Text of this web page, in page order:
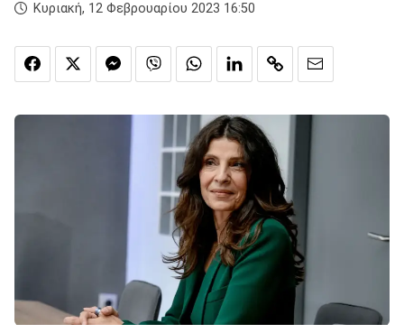
Κυριακή, 12 Φεβρουαρίου 2023 16:50